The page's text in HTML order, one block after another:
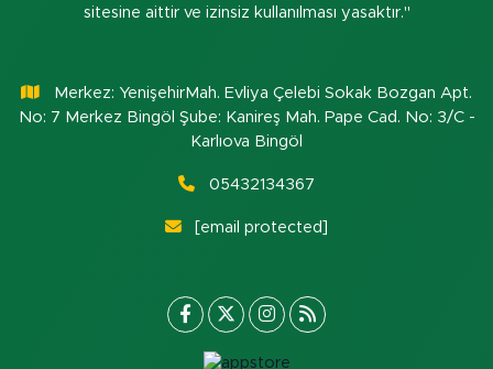
sitesine aittir ve izinsiz kullanılması yasaktır."
Merkez: YenişehirMah. Evliya Çelebi Sokak Bozgan Apt.
No: 7 Merkez Bingöl Şube: Kanireş Mah. Pape Cad. No: 3/C -
Karlıova Bingöl
05432134367
[email protected]